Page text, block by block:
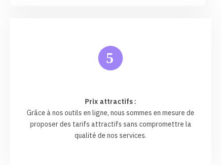
5
Prix attractifs :
Grâce à nos outils en ligne, nous sommes en mesure de
proposer des tarifs attractifs sans compromettre la
qualité de nos services.